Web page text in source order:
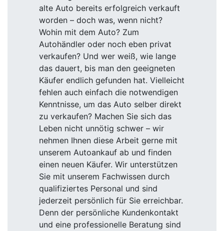
alte Auto bereits erfolgreich verkauft
worden – doch was, wenn nicht?
Wohin mit dem Auto? Zum
Autohändler oder noch eben privat
verkaufen? Und wer weiß, wie lange
das dauert, bis man den geeigneten
Käufer endlich gefunden hat. Vielleicht
fehlen auch einfach die notwendigen
Kenntnisse, um das Auto selber direkt
zu verkaufen? Machen Sie sich das
Leben nicht unnötig schwer – wir
nehmen Ihnen diese Arbeit gerne mit
unserem Autoankauf ab und finden
einen neuen Käufer. Wir unterstützen
Sie mit unserem Fachwissen durch
qualifiziertes Personal und sind
jederzeit persönlich für Sie erreichbar.
Denn der persönliche Kundenkontakt
und eine professionelle Beratung sind